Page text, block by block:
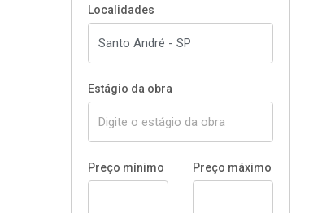
Localidades
Estágio da obra
Preço mínimo Preço máximo